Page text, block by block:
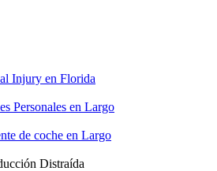
Injury en Florida
Personales en Largo
de coche en Largo
Distraída